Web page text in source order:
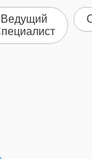
Ведущий